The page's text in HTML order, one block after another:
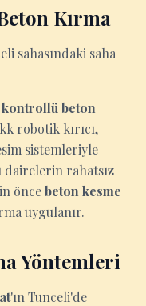
Kırma
sahasındaki saha
kontrollü beton
robotik kırıcı,
sistemleriyle
dairelerin rahatsız
öncebeton kesme
uygulanır.
Yöntemleri
'ın Tunceli'de